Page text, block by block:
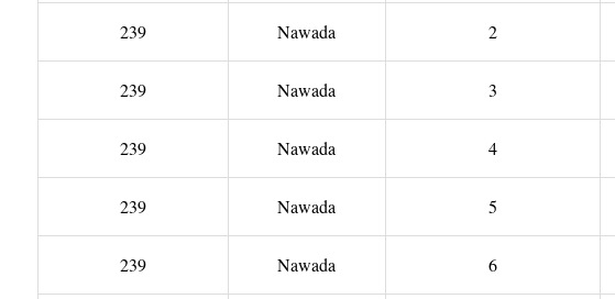
239 Nawada 2
239 Nawada 3
239 Nawada 4
239 Nawada 5
239 Nawada 6